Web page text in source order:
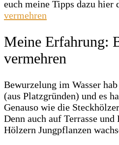
euch meine Tipps dazu hier
vermehren
Meine Erfahrung:
vermehren
Bewurzelung im Wasser
(aus Platzgründen) und es
Genauso wie die
Denn auch auf Terrasse
Hölzern Jungpflanzen